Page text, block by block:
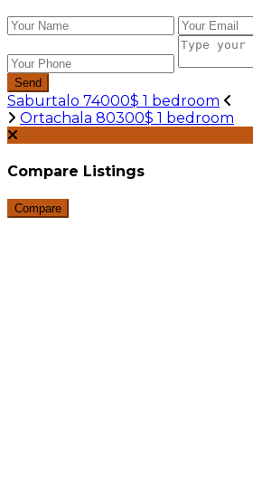
Send
Saburtalo 74000$ 1 bedroom
Ortachala 80300$ 1 bedroom
Compare Listings
Compare